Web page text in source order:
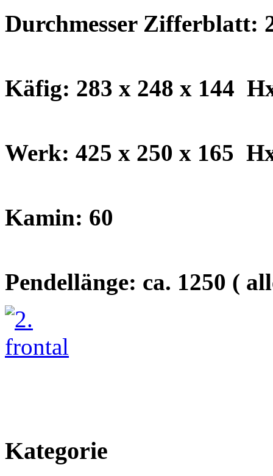
Durchmesser Zifferblatt:
Käfig: 283 x 248 x 144
Werk: 425 x 250 x 165
Kamin: 60
Pendellänge: ca. 1250 (
Kategorie